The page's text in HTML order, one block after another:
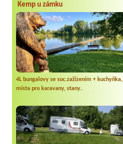
Kemp u zámku
4L bungalovy se soc.zažízením + kuchyňka,
místa pro karavany, stany..